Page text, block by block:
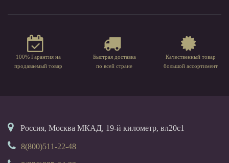
100% Гарантия на
продаваемый товар
Быстрая доставка
по всей стране
Качественный товар
большой ассортимент
Россия, Москва МКАД, 19-й километр, вл20с1
8(800)511-22-48